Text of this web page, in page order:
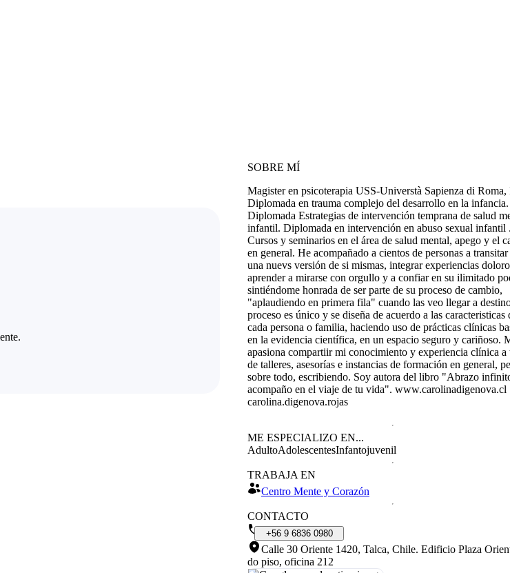
SOBRE MÍ
Magister en psicoterapia USS-Universtà Sapienza di Roma,
Diplomada en trauma complejo del desarrollo en la infancia.
Diplomada Estrategias de intervención temprana de salud
infantil. Diplomada en intervención en abuso sexual infantil
Cursos y seminarios en el área de salud mental, apego y el
en general. He acompañado a cientos de personas a
una nuevs versión de si mismas, integrar experiencias
aprender a mirarse con orgullo y a confiar en su ilimitado
sintiéndome honrada de ser parte de su proceso de cambio,
"aplaudiendo en primera fila" cuando las veo llegar a
proceso es único y se diseña de acuerdo a las caracteristicas
cada persona o familia, haciendo uso de prácticas clínicas
en la evidencia científica, en un espacio seguro y cariñoso.
apasiona compartiir mi conocimiento y experiencia clínica a
de talleres, asesorías e instancias de formación en general,
sobre todo, escribiendo. Soy autora del libro "Abrazo
acompaño en el viaje de tu vida". www.carolinadigenova.cl
carolina.digenova.rojas
ME ESPECIALIZO EN...
AdultoAdolescentesInfantojuvenil
TRABAJA EN
Centro Mente y Corazón
CONTACTO
+56 9 6836 0980
Calle 30 Oriente 1420, Talca, Chile. Edificio Plaza
do piso, oficina 212